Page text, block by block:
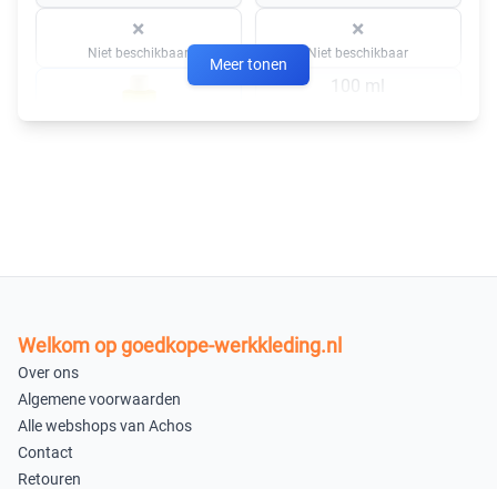
×
Niet beschikbaar
×
Niet beschikbaar
100 ml
×
× ×
5 liter 10 liter
Meer tonen
Welkom op goedkope-werkkleding.nl
Over ons
Algemene voorwaarden
Alle webshops van Achos
Contact
Retouren